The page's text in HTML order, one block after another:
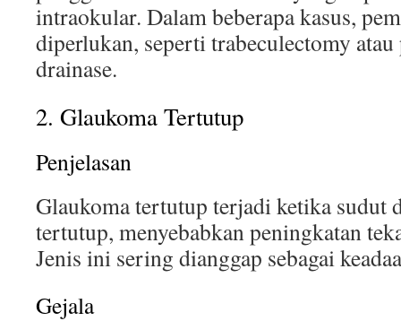
intraokular. Dalam beberapa kasus,
diperlukan, seperti trabeculectomy atau
drainase.
2. Glaukoma Tertutup
Penjelasan
Glaukoma tertutup terjadi ketika sudut
tertutup, menyebabkan peningkatan
Jenis ini sering dianggap sebagai
Gejala